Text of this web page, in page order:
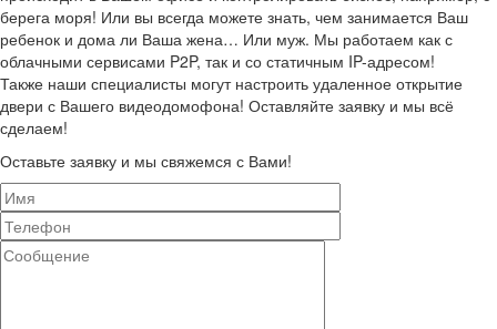
берега моря! Или вы всегда можете знать, чем занимается Ваш
ребенок и дома ли Ваша жена… Или муж. Мы работаем как с
облачными сервисами P2P, так и со статичным IP-адресом!
Также наши специалисты могут настроить удаленное открытие
двери с Вашего видеодомофона! Оставляйте заявку и мы всё
сделаем!
Оставьте заявку и мы свяжемся с Вами!